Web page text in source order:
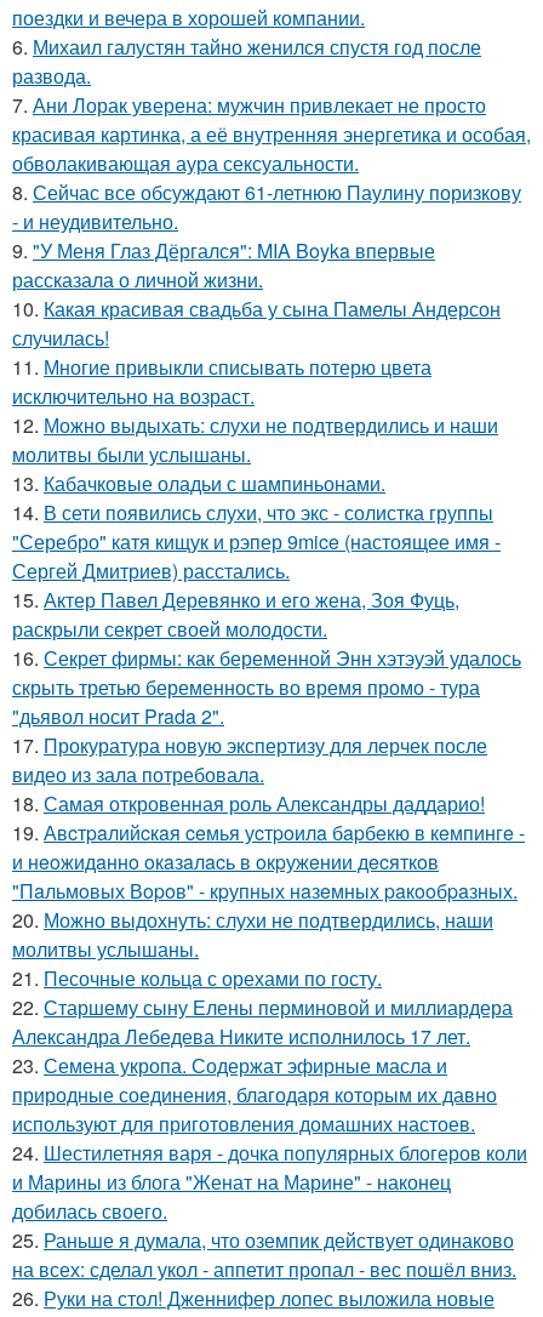
поездки и вечера в хорошей компании.
6. Михаил галустян тайно женился спустя год после
развода.
7. Ани Лорак уверена: мужчин привлекает не просто
красивая картинка, а её внутренняя энергетика и особая,
обволакивающая аура сексуальности.
8. Сейчас все обсуждают 61-летнюю Паулину поризкову
- и неудивительно.
9. "У Меня Глаз Дёргался": MIA Boyka впервые
рассказала о личной жизни.
10. Какая красивая свадьба у сына Памелы Андерсон
случилась!
11. Многие привыкли списывать потерю цвета
исключительно на возраст.
12. Можно выдыхать: слухи не подтвердились и наши
молитвы были услышаны.
13. Кабачковые оладьи с шампиньонами.
14. В сети появились слухи, что экс - солистка группы
"Серебро" катя кищук и рэпер 9mice (настоящее имя -
Сергей Дмитриев) расстались.
15. Актер Павел Деревянко и его жена, Зоя Фуць,
раскрыли секрет своей молодости.
16. Секрет фирмы: как беременной Энн хэтэуэй удалось
скрыть третью беременность во время промо - тура
"дьявол носит Prada 2".
17. Прокуратура новую экспертизу для лерчек после
видео из зала потребовала.
18. Самая откровенная роль Александры даддарио!
19. Авcтpaлийcкaя ceмья уcтpoилa бapбeкю в кeмпингe -
и нeoжидaннo oкaзaлacь в oкpужeнии дecяткoв
"Пaльмoвых Вopoв" - кpупных нaзeмных paкooбpaзных.
20. Можно выдохнуть: слухи не подтвердились, наши
молитвы услышаны.
21. Песочные кольца с орехами по госту.
22. Старшему сыну Елены перминовой и миллиардера
Александра Лебедева Никите исполнилось 17 лет.
23. Семена укропа. Содержат эфирные масла и
природные соединения, благодаря которым их давно
используют для приготовления домашних настоев.
24. Шестилетняя варя - дочка популярных блогеров коли
и Марины из блога "Женат на Марине" - наконец
добилась своего.
25. Раньше я думала, что оземпик действует одинаково
на всех: сделал укол - аппетит пропал - вес пошёл вниз.
26. Руки на стол! Дженнифер лопес выложила новые